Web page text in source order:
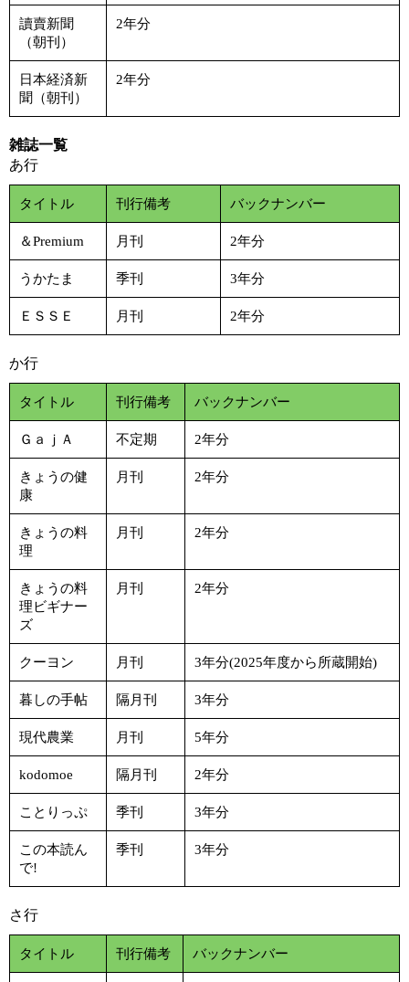
讀賣新聞
（朝刊）
2年分
日本経済新
聞（朝刊）
2年分
雑誌一覧
あ行
タイトル 刊行備考 バックナンバー
＆Premium 月刊 2年分
うかたま 季刊 3年分
ＥＳＳＥ 月刊 2年分
か行
タイトル 刊行備考 バックナンバー
ＧａｊＡ 不定期 2年分
きょうの健
康
月刊 2年分
きょうの料
理
月刊 2年分
きょうの料
理ビギナー
ズ
月刊 2年分
クーヨン 月刊 3年分(2025年度から所蔵開始)
暮しの手帖 隔月刊 3年分
現代農業 月刊 5年分
kodomoe 隔月刊 2年分
ことりっぷ 季刊 3年分
この本読ん
で!
季刊 3年分
さ行
タイトル 刊行備考 バックナンバー